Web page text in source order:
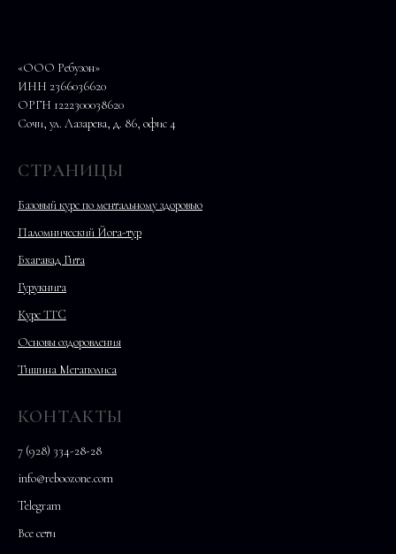
«ООО Ребузон»
ИНН 2366036620
ОРГН 1222300038620
Сочи, ул. Лазарева, д. 86, офис 4
СТРАНИЦЫ
Базовый курс по ментальному здоровью
Паломнический Йога-тур
Бхагавад Гита
Гурукнига
Курс TTC
Основы оздоровления
Тишина Мегаполиса
КОНТАКТЫ
7 (928) 334-28-28
info@reboozone.com
Telegram
Все сети